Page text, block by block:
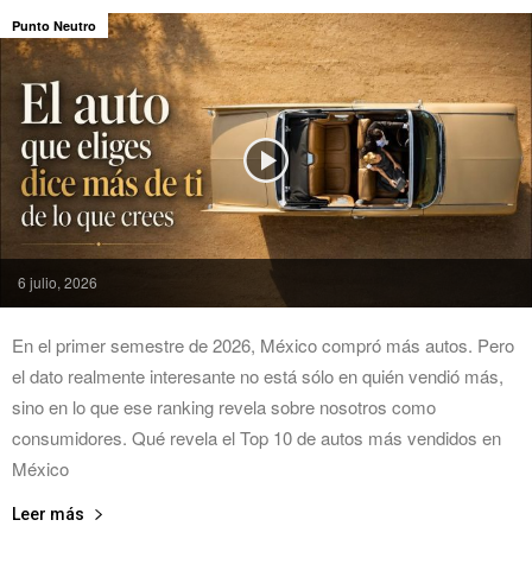
6 julio, 2026
Punto Neutro
En el primer semestre de 2026, México compró más autos. Pero
el dato realmente interesante no está sólo en quién vendió más,
sino en lo que ese ranking revela sobre nosotros como
consumidores. Qué revela el Top 10 de autos más vendidos en
México
Leer más